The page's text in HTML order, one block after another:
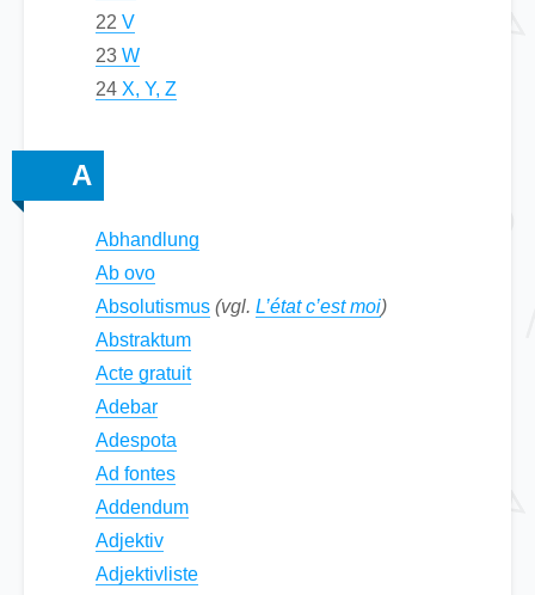
22 V
23 W
24 X, Y, Z
A
Abhandlung
Ab ovo
Absolutismus (vgl. L’état c’est moi)
Abstraktum
Acte gratuit
Adebar
Adespota
Ad fontes
Addendum
Adjektiv
Adjektivliste